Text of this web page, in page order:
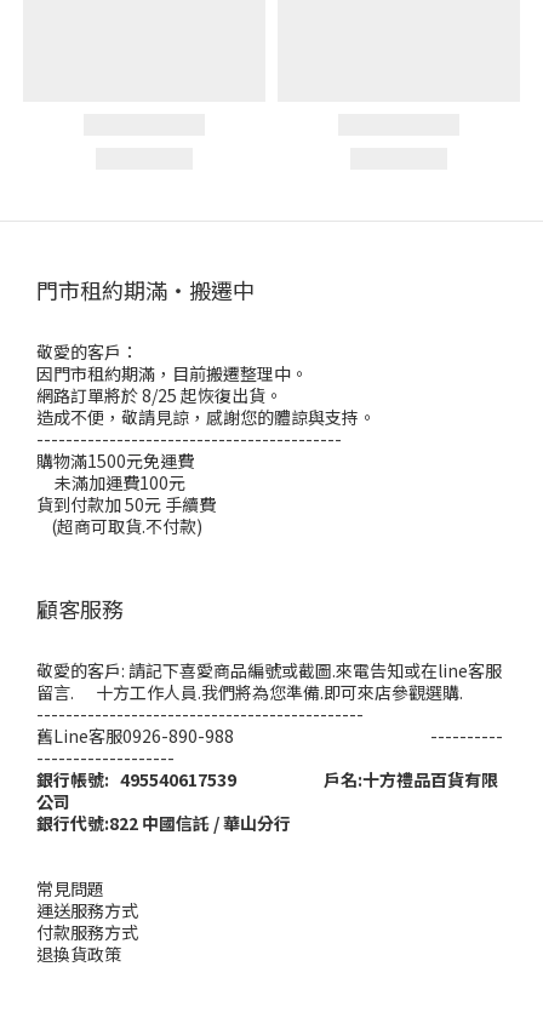
門市租約期滿・搬遷中
敬愛的客戶：
因門市租約期滿，目前搬遷整理中。
網路訂單將於 8/25 起恢復出貨。
造成不便，敬請見諒，感謝您的體諒與支持。
------------------------------------------
購物滿1500元免運費
未滿加運費100元
貨到付款加 50元 手續費
(超商可取貨.不付款)
顧客服務
敬愛的客戶: 請記下喜愛商品編號或截圖.來電告知或在line客服
留言. 十方工作人員.我們將為您準備.即可來店參觀選購.
---------------------------------------------
舊Line客服0926-890-988 ----------
-------------------
銀行帳號: 495540617539 戶名:十方禮品百貨有限
公司
銀行代號:822 中國信託 / 華山分行
常見問題
運送服務方式
付款服務方式
退換貨政策